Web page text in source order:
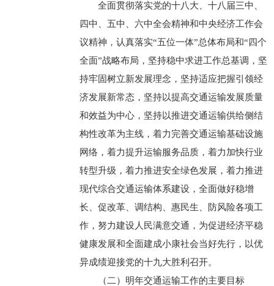
全面贯彻落实党的十八大、十八届三中、
四中、五中、六中全会精神和中央经济工作会
议精神，认真落实“五位一体”总体布局和“四个
全面”战略布局，坚持稳中求进工作总基调，坚
持牢固树立新发展理念，坚持适应把握引领经
济发展新常态，坚持以提高交通运输发展质量
和效益为中心，坚持以推进交通运输供给侧结
构性改革为主线，着力完善交通运输基础设施
网络，着力提升运输服务品质，着力加快行业
转型升级，着力推进安全绿色发展，着力推进
现代综合交通运输体系建设，全面做好稳增
长、促改革、调结构、惠民生、防风险各项工
作，努力建设人民满意交通，为促进经济平稳
健康发展和全面建成小康社会当好先行，以优
异成绩迎接党的十九大胜利召开。
（二）明年交通运输工作的主要目标